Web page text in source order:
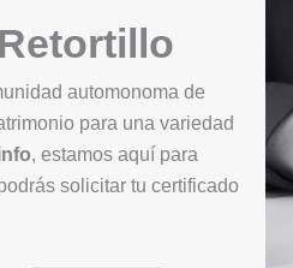
automonoma de
para una variedad
, estamos aquí para
solicitar tu certificado